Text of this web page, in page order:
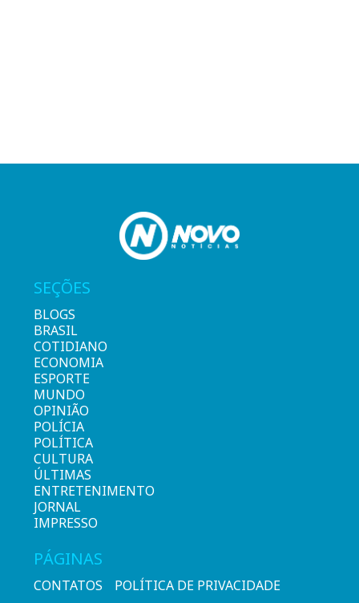
SEÇÕES
BLOGS
BRASIL
COTIDIANO
ECONOMIA
ESPORTE
MUNDO
OPINIÃO
POLÍCIA
POLÍTICA
CULTURA
ÚLTIMAS
ENTRETENIMENTO
JORNAL
IMPRESSO
PÁGINAS
CONTATOS POLÍTICA DE PRIVACIDADE